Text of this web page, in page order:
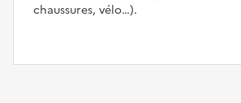
chaussures, vélo…).